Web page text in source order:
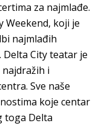
za najmlađe.
Weekend, koji je
najmlađih
Delta Cityteatar je
i
Sve naše
koje centar
toga Delta